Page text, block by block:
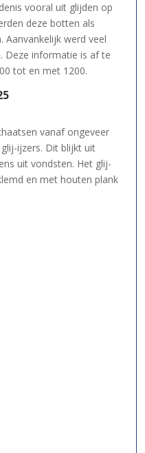
vooral uit glijden op
deze botten als
Aanvankelijk werd veel
Deze informatie is af te
tot en met 1200.
vanaf ongeveer
ijzers. Dit blijkt uit
uit vondsten. Het glij-
en met houten plank